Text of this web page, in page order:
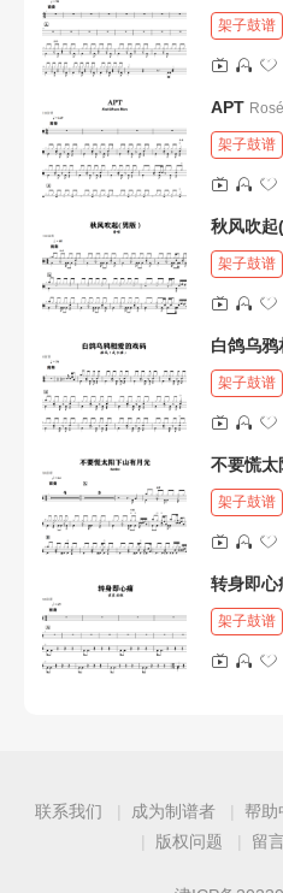
架子鼓谱
APT
架子鼓谱
秋风吹起
架子鼓谱
白鸽乌
架子鼓谱
不要慌太
架子鼓谱
转身即心
架子鼓谱
联系我们 成为制谱者 帮助
版权问题
留